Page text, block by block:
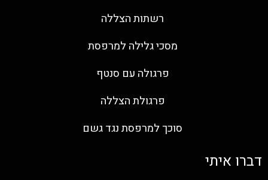
רשתות הצללה
מסכי גלילה למרפסת
פרגולה עם סנטף
פרגולת הצללה
סוכך למרפסת נגד גשם
דברו איתי